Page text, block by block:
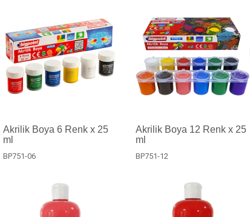
Akrilik Boya 6 Renk x 25
ml
BP751-06
Akrilik Boya 12 Renk x 25
ml
BP751-12